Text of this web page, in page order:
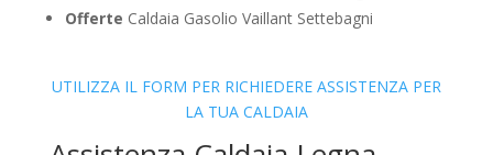
Offerte Caldaia Gasolio Vaillant Settebagni
UTILIZZA IL FORM PER RICHIEDERE ASSISTENZA PER
LA TUA CALDAIA